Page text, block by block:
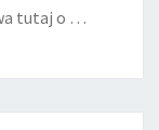
tutaj o …